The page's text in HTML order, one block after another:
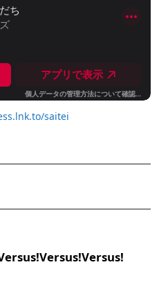
saitei